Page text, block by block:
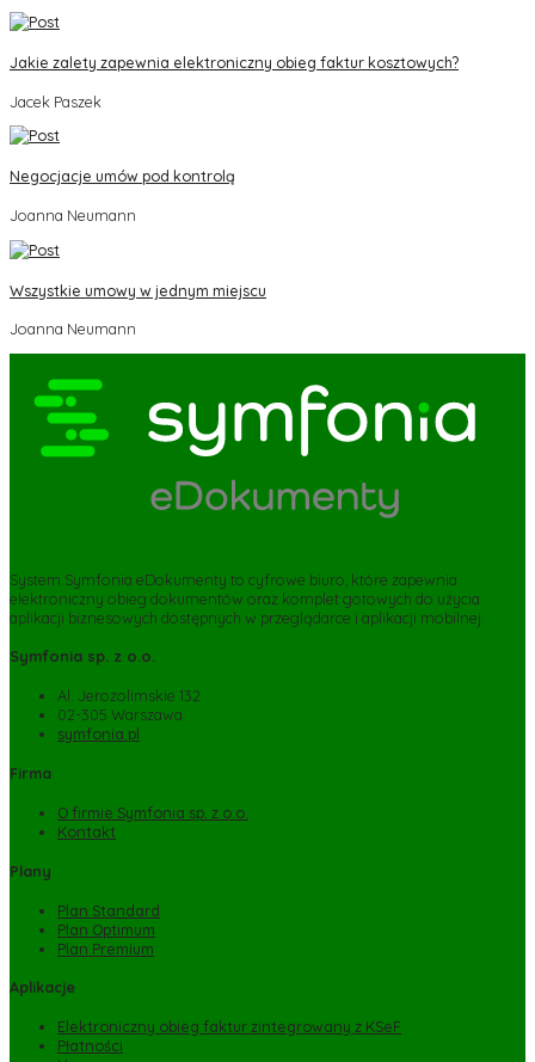
Jakie zalety zapewnia elektroniczny obieg faktur kosztowych?
Jacek Paszek
Negocjacje umów pod kontrolą
Joanna Neumann
Wszystkie umowy w jednym miejscu
Joanna Neumann
System Symfonia eDokumenty to cyfrowe biuro, które zapewnia
elektroniczny obieg dokumentów oraz komplet gotowych do użycia
aplikacji biznesowych dostępnych w przeglądarce i aplikacji mobilnej.
Symfonia sp. z o.o.
Al. Jerozolimskie 132
02-305 Warszawa
symfonia.pl
Firma
O firmie Symfonia sp. z o.o.
Kontakt
Plany
Plan Standard
Plan Optimum
Plan Premium
Aplikacje
Elektroniczny obieg faktur zintegrowany z KSeF
Płatności